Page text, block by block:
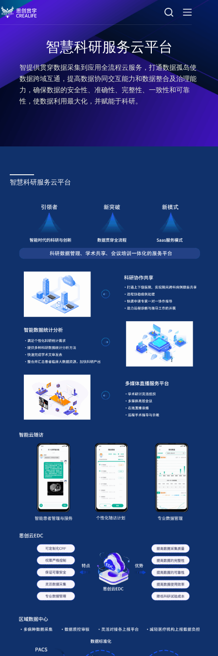
智慧科研服务云平台
智提供贯穿数据采集到应用全流程云服务，打通数据孤岛使
数据跨域互通，提高数据协同交互能力和数据整合及治理能
力，确保数据的安全性、准确性、完整性、一致性和可靠
性，使数据利用最大化，并赋能于科研。
智慧科研服务云平台